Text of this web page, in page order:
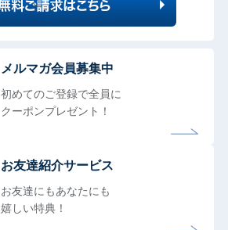
メルマガ会員募集中
初めてのご登録で全員に
クーポンプレゼント！
お友達紹介サービス
お友達にもあなたにも
嬉しい特典！